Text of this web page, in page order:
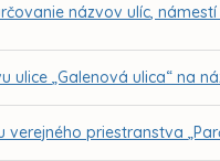
názvov ulíc,
ulice „Galenová ulica“ na
verejného priestranstva